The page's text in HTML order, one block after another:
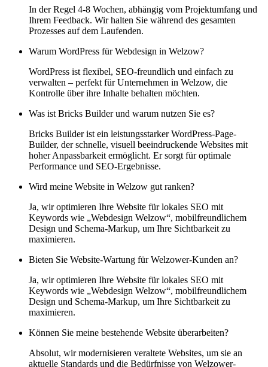
In der Regel 4-8 Wochen, abhängig vom Projektumfang und
Ihrem Feedback. Wir halten Sie während des gesamten
Prozesses auf dem Laufenden.
Warum WordPress für Webdesign in Welzow?
WordPress ist flexibel, SEO-freundlich und einfach zu
verwalten – perfekt für Unternehmen in Welzow, die
Kontrolle über ihre Inhalte behalten möchten.
Was ist Bricks Builder und warum nutzen Sie es?
Bricks Builder ist ein leistungsstarker WordPress-Page-
Builder, der schnelle, visuell beeindruckende Websites mit
hoher Anpassbarkeit ermöglicht. Er sorgt für optimale
Performance und SEO-Ergebnisse.
Wird meine Website in Welzow gut ranken?
Ja, wir optimieren Ihre Website für lokales SEO mit
Keywords wie „Webdesign Welzow“, mobilfreundlichem
Design und Schema-Markup, um Ihre Sichtbarkeit zu
maximieren.
Bieten Sie Website-Wartung für Welzower-Kunden an?
Ja, wir optimieren Ihre Website für lokales SEO mit
Keywords wie „Webdesign Welzow“, mobilfreundlichem
Design und Schema-Markup, um Ihre Sichtbarkeit zu
maximieren.
Können Sie meine bestehende Website überarbeiten?
Absolut, wir modernisieren veraltete Websites, um sie an
aktuelle Standards und die Bedürfnisse von Welzower-